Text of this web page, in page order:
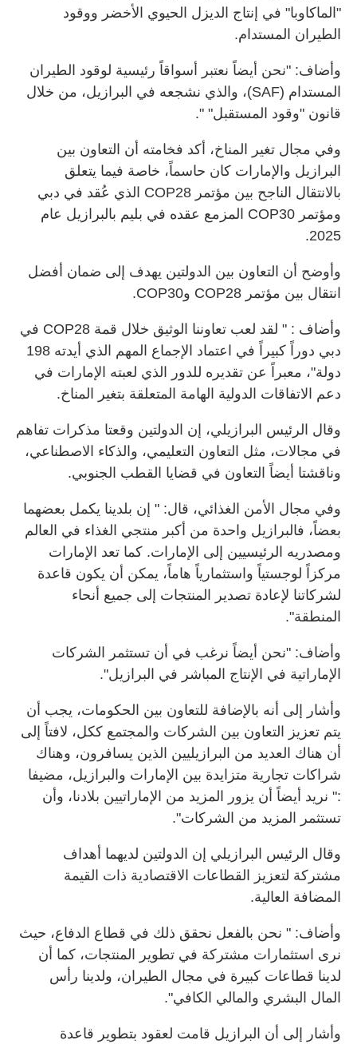
"الماكاوبا" في إنتاج الديزل الحيوي الأخضر ووقود
الطيران المستدام.
وأضاف: "نحن أيضاً نعتبر أسواقاً رئيسية لوقود الطيران
المستدام (SAF)، والذي نشجعه في البرازيل، من خلال
قانون "وقود المستقبل" ".
وفي مجال تغير المناخ، أكد فخامته أن التعاون بين
البرازيل والإمارات كان حاسماً، خاصة فيما يتعلق
بالانتقال الناجح بين مؤتمر COP28 الذي عُقد في دبي
ومؤتمر COP30 المزمع عقده في بليم بالبرازيل عام
2025.
وأوضح أن التعاون بين الدولتين يهدف إلى ضمان أفضل
انتقال بين مؤتمر COP28 وCOP30.
وأضاف : " لقد لعب تعاوننا الوثيق خلال قمة COP28 في
دبي دوراً كبيراً في اعتماد الإجماع المهم الذي أيدته 198
دولة"، معبراً عن تقديره للدور الذي لعبته الإمارات في
دعم الاتفاقات الدولية الهامة المتعلقة بتغير المناخ.
وقال الرئيس البرازيلي، إن الدولتين وقعتا مذكرات تفاهم
في مجالات، مثل التعاون التعليمي، والذكاء الاصطناعي،
وناقشتا أيضاً التعاون في قضايا القطب الجنوبي.
وفي مجال الأمن الغذائي، قال: " إن بلدينا يكمل بعضهما
بعضاً، فالبرازيل واحدة من أكبر منتجي الغذاء في العالم
ومصدريه الرئيسيين إلى الإمارات. كما تعد الإمارات
مركزاً لوجستياً واستثمارياً هاماً، يمكن أن يكون قاعدة
لشركاتنا لإعادة تصدير المنتجات إلى جميع أنحاء
المنطقة".
وأضاف: "نحن أيضاً نرغب في أن تستثمر الشركات
الإماراتية في الإنتاج المباشر في البرازيل".
وأشار إلى أنه بالإضافة للتعاون بين الحكومات، يجب أن
يتم تعزيز التعاون بين الشركات والمجتمع ككل، لافتاً إلى
أن هناك العديد من البرازيليين الذين يسافرون، وهناك
شراكات تجارية متزايدة بين الإمارات والبرازيل، مضيفا
:" نريد أيضاً أن يزور المزيد من الإماراتيين بلادنا، وأن
تستثمر المزيد من الشركات".
وقال الرئيس البرازيلي إن الدولتين لديهما أهداف
مشتركة لتعزيز القطاعات الاقتصادية ذات القيمة
المضافة العالية.
وأضاف: " نحن بالفعل نحقق ذلك في قطاع الدفاع، حيث
نرى استثمارات مشتركة في تطوير المنتجات، كما أن
لدينا قطاعات كبيرة في مجال الطيران، ولدينا رأس
المال البشري والمالي الكافي".
وأشار إلى أن البرازيل قامت لعقود بتطوير قاعدة